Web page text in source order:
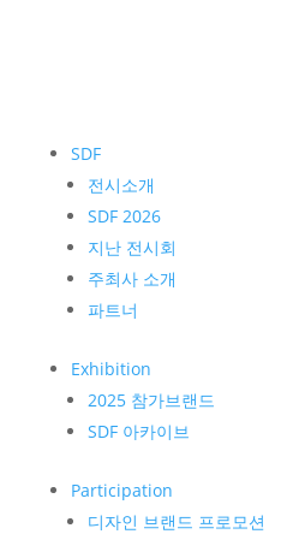
SDF
전시소개
SDF 2026
지난 전시회
주최사 소개
파트너
Exhibition
2025 참가브랜드
SDF 아카이브
Participation
디자인 브랜드 프로모션